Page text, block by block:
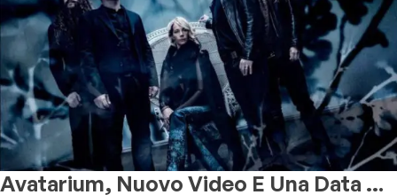
Avatarium, Nuovo Video E Una Data A